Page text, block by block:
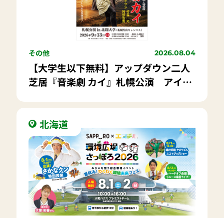
その他 2026.08.04
【大学生以下無料】アップダウン二人
芝居『音楽劇 カイ』札幌公演 アイヌ
北海道